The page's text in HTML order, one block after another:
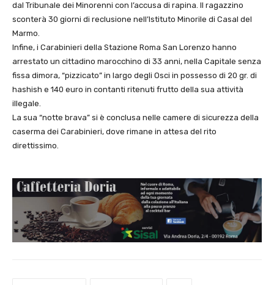
dal Tribunale dei Minorenni con l’accusa di rapina. Il ragazzino
sconterà 30 giorni di reclusione nell’Istituto Minorile di Casal del
Marmo.
Infine, i Carabinieri della Stazione Roma San Lorenzo hanno
arrestato un cittadino marocchino di 33 anni, nella Capitale senza
fissa dimora, “pizzicato” in largo degli Osci in possesso di 20 gr. di
hashish e 140 euro in contanti ritenuti frutto della sua attività
illegale.
La sua “notte brava” si è conclusa nelle camere di sicurezza della
caserma dei Carabinieri, dove rimane in attesa del rito
direttissimo.